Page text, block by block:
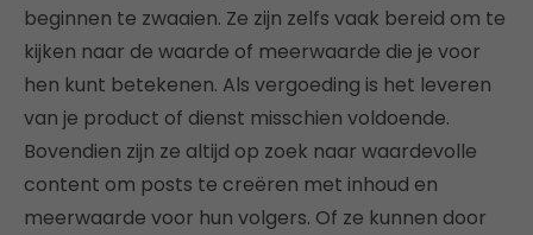
beginnen te zwaaien. Ze zijn zelfs vaak bereid om te
kijken naar de waarde of meerwaarde die je voor
hen kunt betekenen. Als vergoeding is het leveren
van je product of dienst misschien voldoende.
Bovendien zijn ze altijd op zoek naar waardevolle
content om posts te creëren met inhoud en
meerwaarde voor hun volgers. Of ze kunnen door